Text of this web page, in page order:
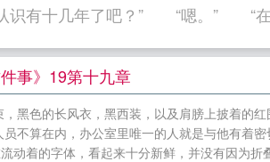
识有十几年了吧？” “嗯。” “在
……这样的生活我受够了。” 在
地说道，“但是我没有太宰就不行
先定八十年？” “你没救了
婚就答应你。” * “等等、警察
事》19第十九章
黑色的长风衣，黑西装，以及肩膀上披着的
不算在内，办公室里唯一的人就是与他有着
着的字体，看起来十分新鲜，并没有因为折